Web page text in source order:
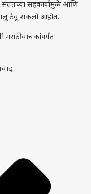
सहकार्यामुळे आणि
ठेवू शकलो आहोत.
मराठी वाचकांपर्यंत